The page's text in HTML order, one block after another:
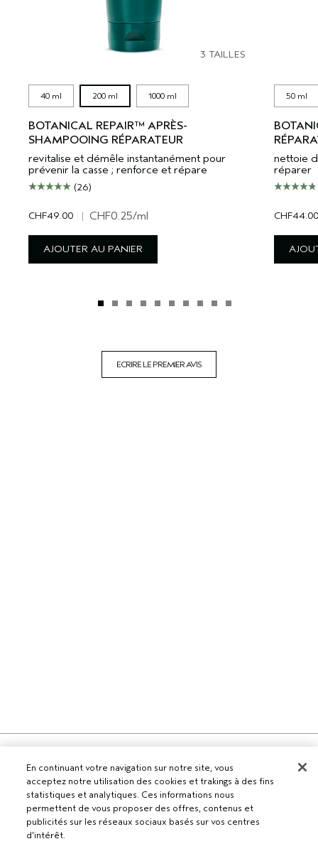
3 TAILLES
40 ml 200 ml 1000 ml
BOTANICAL REPAIR™ APRÈS-
SHAMPOOING RÉPARATEUR
revitalise et démêle instantanément pour
prévenir la casse ; renforce et répare
(26)
CHF49.00 | CHF0.25/ml
AJOUTER AU PANIER
50 ml
nettoie
réparer
CHF44.00
ECRIRE LE PREMIER AVIS
DEVENIR UN SALON AVEDA
Besoin d’aide ?
RETOURS ET ÉCHANGES
APPELEZ LE +41315280239
Politique de confidentialité
En continuant votre navigation sur notre site, vous
acceptez notre utilisation des cookies et trakings à des fins
statistiques et analytiques. Ces informations nous
permettent de vous proposer des offres, contenus et
publicités sur les réseaux sociaux basés sur vos centres
d'intérêt.